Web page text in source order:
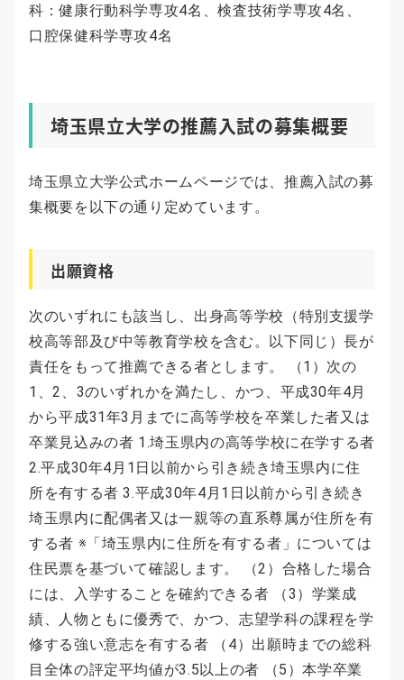
科：健康行動科学専攻4名、検査技術学専攻4名、
口腔保健科学専攻4名
埼玉県立大学の推薦入試の募集概要
埼玉県立大学公式ホームページでは、推薦入試の募
集概要を以下の通り定めています。
出願資格
次のいずれにも該当し、出身高等学校（特別支援学
校高等部及び中等教育学校を含む。以下同じ）長が
責任をもって推薦できる者とします。 （1）次の
1、2、3のいずれかを満たし、かつ、平成30年4月
から平成31年3月までに高等学校を卒業した者又は
卒業見込みの者 1.埼玉県内の高等学校に在学する者
2.平成30年4月1日以前から引き続き埼玉県内に住
所を有する者 3.平成30年4月1日以前から引き続き
埼玉県内に配偶者又は一親等の直系尊属が住所を有
する者 ※「埼玉県内に住所を有する者」については
住民票を基づいて確認します。 （2）合格した場合
には、入学することを確約できる者 （3）学業成
績、人物ともに優秀で、かつ、志望学科の課程を学
修する強い意志を有する者 （4）出願時までの総科
目全体の評定平均値が3.5以上の者 （5）本学卒業